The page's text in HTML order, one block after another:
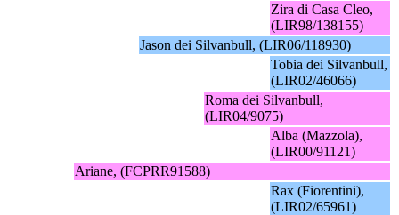
Zira di Casa Cleo,
(LIR98/138155)
Jason dei Silvanbull, (LIR06/118930)
Tobia dei Silvanbull,
(LIR02/46066)
Roma dei Silvanbull,
(LIR04/9075)
Alba (Mazzola),
(LIR00/91121)
Ariane, (FCPRR91588)
Rax (Fiorentini),
(LIR02/65961)